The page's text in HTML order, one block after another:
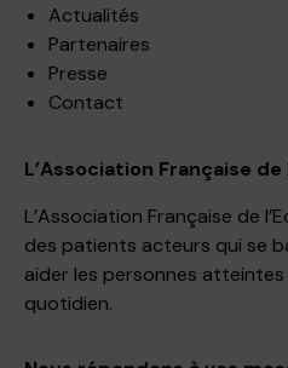
Actualités
Partenaires
Presse
Contact
L’Association Française de
L’Association Française de
des patients acteurs qui se
aider les personnes atteintes
quotidien.